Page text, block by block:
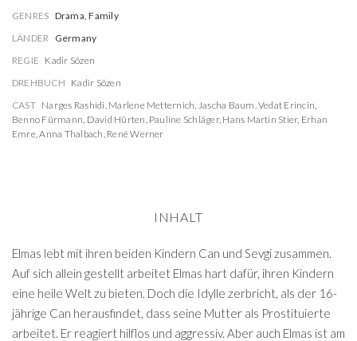
GENRES Drama, Family
LÄNDER Germany
REGIE Kadir Sözen
DREHBUCH Kadir Sözen
CAST Narges Rashidi, Marlene Metternich, Jascha Baum,Vedat Erincin,
Benno Fürmann, David Hürten, Pauline Schläger, Hans Martin Stier, Erhan
Emre,Anna Thalbach, René Werner
INHALT
Elmas lebt mit ihren beiden Kindern Can und Sevgi zusammen.
Auf sich allein gestellt arbeitet Elmas hart dafür, ihren Kindern
eine heile Welt zu bieten. Doch die Idylle zerbricht, als der 16-
jährige Can herausfindet, dass seine Mutter als Prostituierte
arbeitet. Er reagiert hilflos und aggressiv. Aber auch Elmas ist am